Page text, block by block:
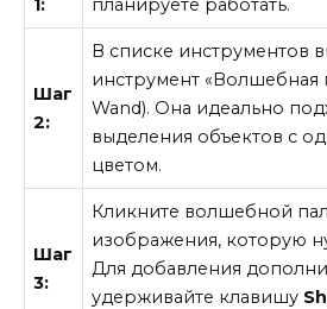
1:
планируете работать.
Шаг
2:
В списке инструментов
инструмент «Волшебная
Wand). Она идеально
выделения объектов с
цветом.
Шаг
3:
Кликните волшебной
изображения, которую
Для добавления
удерживайте клавишу